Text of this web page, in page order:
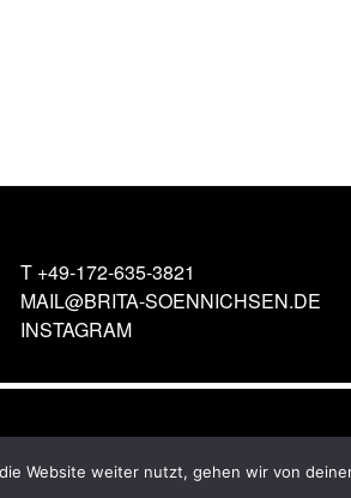
T +49-172-635-3821
MAIL@BRITA-SOENNICHSEN.DE
INSTAGRAM
Website weiter nutzt, gehen wir von